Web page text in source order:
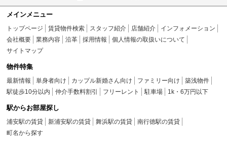
メインメニュー
トップページ 賃貸物件検索 スタッフ紹介 店舗紹介
インフォメーション
会社概要
業務内容 沿革 採用情報
個人情報の取扱いについて
サイトマップ
物件特集
最新情報 単身者向け カップル新婚さん向け ファミリー向け
築浅物件
駅徒歩10分以内
仲介手数料割引 フリーレント 駐車場 1k・6万円以下
駅からお部屋探し
浦安駅の賃貸 新浦安駅の賃貸 舞浜駅の賃貸
南行徳駅の賃貸
町名から探す